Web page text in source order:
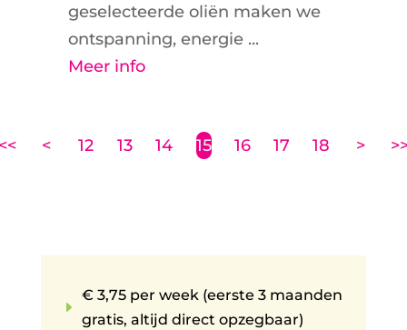
geselecteerde oliën maken we
ontspanning, energie ...
Meer info
< 12 13 14 15 16 17 18 >
E
€ 3,75 per week (eerste 3 maanden
gratis, altijd direct opzegbaar)